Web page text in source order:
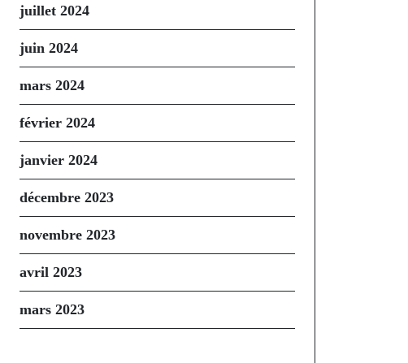
juillet 2024
juin 2024
mars 2024
février 2024
janvier 2024
décembre 2023
novembre 2023
avril 2023
mars 2023